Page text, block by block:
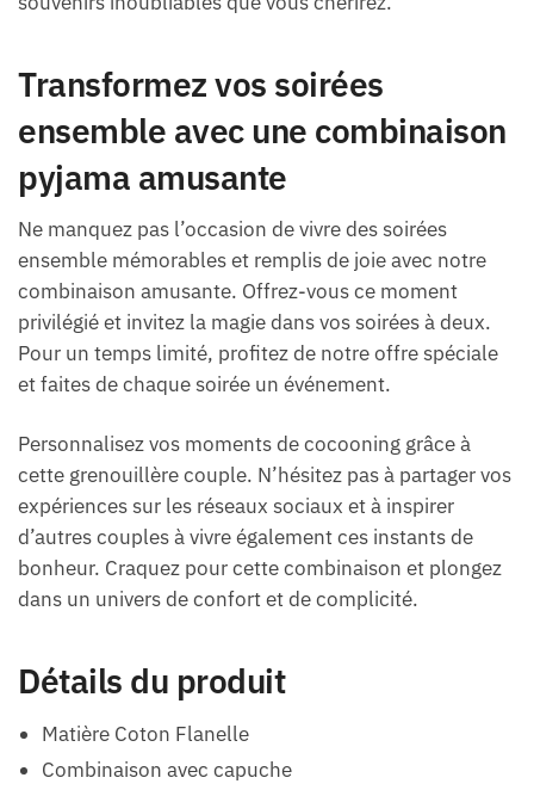
Transformez vos soirées
ensemble avec une combinaison
pyjama amusante
Ne manquez pas l’occasion de vivre des soirées
ensemble mémorables et remplis de joie avec notre
combinaison amusante. Offrez-vous ce moment
privilégié et invitez la magie dans vos soirées à deux.
Pour un temps limité, profitez de notre offre spéciale
et faites de chaque soirée un événement.
Personnalisez vos moments de cocooning grâce à
cette grenouillère couple. N’hésitez pas à partager vos
expériences sur les réseaux sociaux et à inspirer
d’autres couples à vivre également ces instants de
bonheur. Craquez pour cette combinaison et plongez
dans un univers de confort et de complicité.
Détails du produit
Matière Coton Flanelle
Combinaison avec capuche